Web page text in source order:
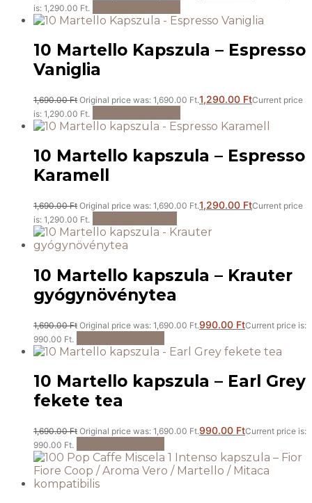
is: 1,290.00 Ft.
10 Martello Kapszula – Espresso
Vaniglia
1,690.00Ft Original price was: 1,690.00 Ft.1,290.00 FtCurrent price
is: 1,290.00 Ft.
10 Martello kapszula – Espresso
Karamell
1,690.00Ft Original price was: 1,690.00 Ft.1,290.00 FtCurrent price
is: 1,290.00 Ft.
10 Martello kapszula – Krauter
gyógynövénytea
1,690.00Ft Original price was: 1,690.00 Ft.990.00 FtCurrent price is:
990.00 Ft.
10 Martello kapszula – Earl Grey
fekete tea
1,690.00Ft Original price was: 1,690.00 Ft.990.00 FtCurrent price is:
990.00 Ft.